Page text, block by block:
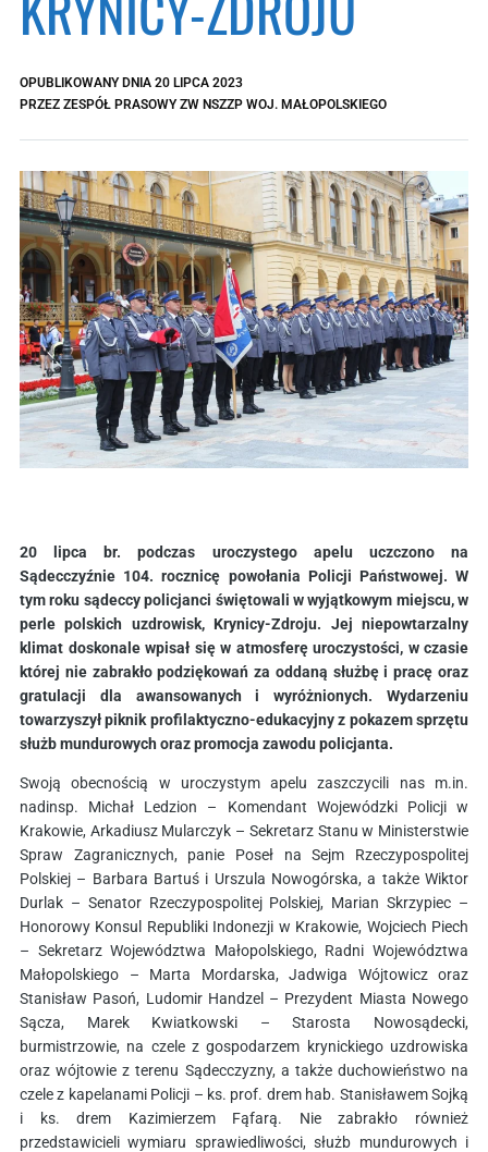
OPUBLIKOWANY DNIA 20 LIPCA 2023
PRZEZ ZESPÓŁ PRASOWY ZW NSZZP WOJ. MAŁOPOLSKIEGO
20 lipca br. podczas uroczystego apelu uczczono na
Sądecczyźnie 104. rocznicę powołania Policji Państwowej. W
tym roku sądeccy policjanci świętowali w wyjątkowym miejscu, w
perle polskich uzdrowisk, Krynicy-Zdroju. Jej niepowtarzalny
klimat doskonale wpisał się w atmosferę uroczystości, w czasie
której nie zabrakło podziękowań za oddaną służbę i pracę oraz
gratulacji dla awansowanych i wyróżnionych. Wydarzeniu
towarzyszył piknik profilaktyczno-edukacyjny z pokazem sprzętu
służb mundurowych oraz promocja zawodu policjanta.
Swoją obecnością w uroczystym apelu zaszczycili nas m.in.
nadinsp. Michał Ledzion – Komendant Wojewódzki Policji w
Krakowie, Arkadiusz Mularczyk – Sekretarz Stanu w Ministerstwie
Spraw Zagranicznych, panie Poseł na Sejm Rzeczypospolitej
Polskiej – Barbara Bartuś i Urszula Nowogórska, a także Wiktor
Durlak – Senator Rzeczypospolitej Polskiej, Marian Skrzypiec –
Honorowy Konsul Republiki Indonezji w Krakowie, Wojciech Piech
– Sekretarz Województwa Małopolskiego, Radni Województwa
Małopolskiego – Marta Mordarska, Jadwiga Wójtowicz oraz
Stanisław Pasoń, Ludomir Handzel – Prezydent Miasta Nowego
Sącza, Marek Kwiatkowski – Starosta Nowosądecki,
burmistrzowie, na czele z gospodarzem krynickiego uzdrowiska
oraz wójtowie z terenu Sądecczyzny, a także duchowieństwo na
czele z kapelanami Policji – ks. prof. drem hab. Stanisławem Sojką
i ks. drem Kazimierzem Fąfarą. Nie zabrakło również
przedstawicieli wymiaru sprawiedliwości, służb mundurowych i